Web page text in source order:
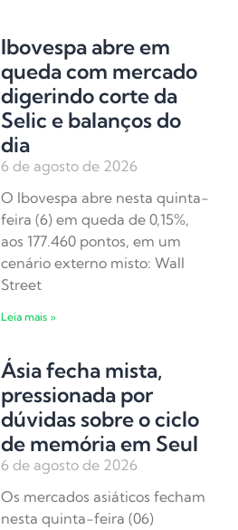
Ibovespa abre em
queda com mercado
digerindo corte da
Selic e balanços do
dia
6 de agosto de 2026
O Ibovespa abre nesta quinta-
feira (6) em queda de 0,15%,
aos 177.460 pontos, em um
cenário externo misto: Wall
Street
Leia mais »
Ásia fecha mista,
pressionada por
dúvidas sobre o ciclo
de memória em Seul
6 de agosto de 2026
Os mercados asiáticos fecham
nesta quinta-feira (06)